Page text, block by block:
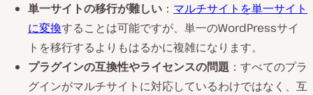
単一サイトの移行が難しい ： マルチサイトを単一サイト
に変換することは可能ですが、単一のWordPressサイ
トを移行するよりもはるかに複雑になります。
プラグインの互換性やライセンスの問題 ：すべてのプラ
グインがマルチサイトに対応しているわけではなく、互